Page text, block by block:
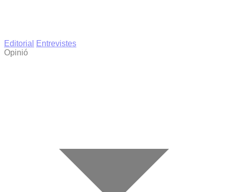
Editorial
Entrevistes
Opinió